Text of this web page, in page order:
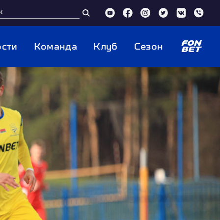
Команда Клуб Сезон